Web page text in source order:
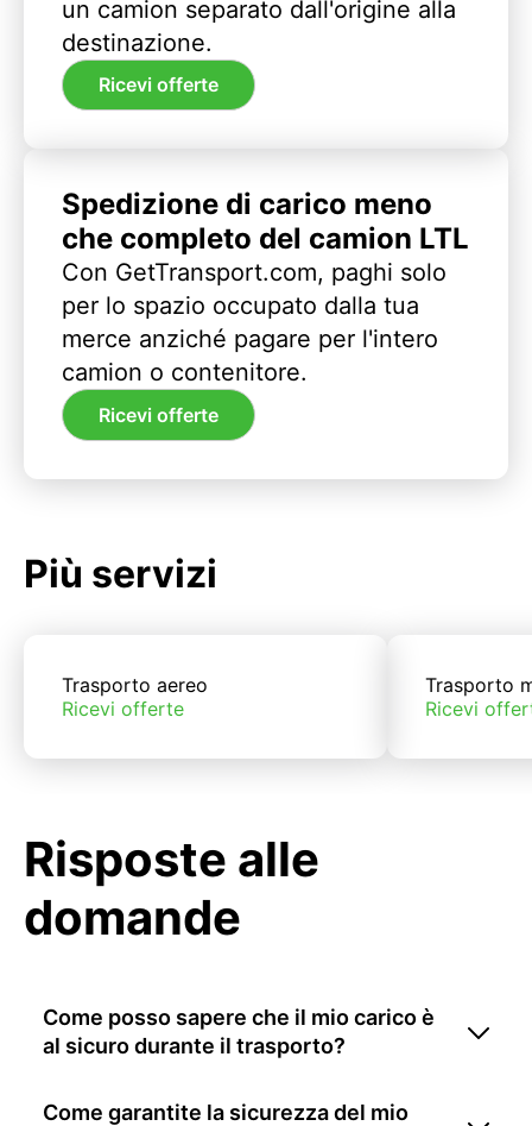
un camion separato dall'origine alla
destinazione.
Ricevi offerte
Spedizione di carico meno
che completo del camion LTL
Con GetTransport.com, paghi solo
per lo spazio occupato dalla tua
merce anziché pagare per l'intero
camion o contenitore.
Ricevi offerte
Più servizi
Trasporto aereo
Ricevi offerte
Trasporto
Ricevi
Risposte alle
domande
Come posso sapere che il mio carico è
al sicuro durante il trasporto?
Come garantite la sicurezza del mio